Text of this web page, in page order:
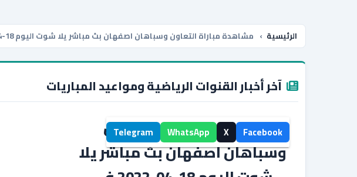
الرئيسية › مشاهدة مباراة التعاون وسباهان اصفهان بث مباشر يلا شوت اليوم 18-04-2022 في دوري أبطال آسيا
آخر أخبار القنوات الرياضية ومواعيد المباريات
مشاهدة مباراة التعاون
وسباهان اصفهان بث مباشر يلا
Facebook
X
WhatsApp
Telegram